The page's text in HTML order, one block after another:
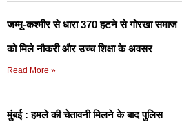
जम्मू-कश्मीर से धारा 370 हटने से गोरखा समाज
को मिले नौकरी और उच्च शिक्षा के अवसर
Read More »
मुंबई : हमले की चेतावनी मिलने के बाद पुलिस